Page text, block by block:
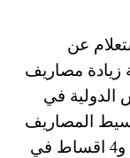
عن
قيمة زيادة مصاريف
الدولية في
المصاريف
على 3 اقساط في المدارس الحكومية و4 اقساط في